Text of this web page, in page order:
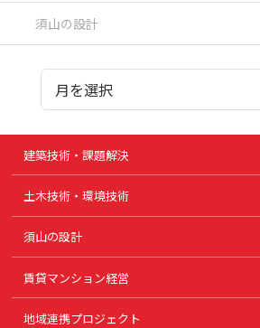
須山の設計
建築技術・課題解決
土木技術・環境技術
須山の設計
賃貸マンション経営
地域連携プロジェクト